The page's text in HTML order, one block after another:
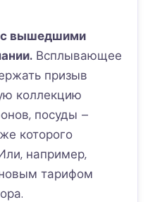
с вышедшими
Всплывающее
призыв
коллекцию
посуды –
которого
например,
тарифом